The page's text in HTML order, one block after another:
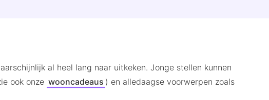
al heel lang naar uitkeken. Jonge stellen kunnen
ook onze wooncadeaus ) en alledaagse voorwerpen zoals